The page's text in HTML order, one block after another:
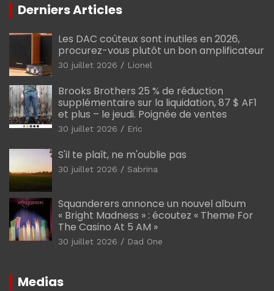
Derniers Articles
Les DAC coûteux sont inutiles en 2026,
procurez-vous plutôt un bon amplificateur
30 juillet 2026 Lionel
Brooks Brothers 25 % de réduction
supplémentaire sur la liquidation, 87 $ AF1
et plus – le jeudi. Poignée de ventes
30 juillet 2026 Eric
S'il te plaît, ne m'oublie pas
30 juillet 2026 Sabrina
Squanderers annonce un nouvel album
« Bright Madness » : écoutez « Theme For
The Casino At 5 AM »
30 juillet 2026 Dad One
Medias